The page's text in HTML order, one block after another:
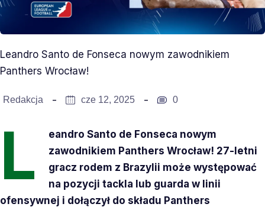
Leandro Santo de Fonseca nowym zawodnikiem
Panthers Wrocław!
Redakcja cze 12, 2025 0
L
eandro Santo de Fonseca nowym
zawodnikiem Panthers Wrocław! 27-letni
gracz rodem z Brazylii może występować
na pozycji tackla lub guarda w linii
ofensywnej i dołączył do składu Panthers